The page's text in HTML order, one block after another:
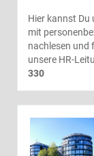
Hier kannst Du
mit
nachlesen und
unsere HR-
330